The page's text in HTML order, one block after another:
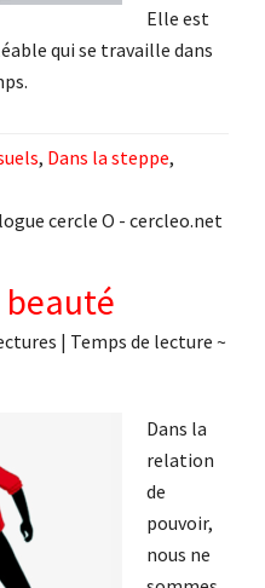
Elle est
qui se travaille dans
, Dans la steppe,
cercle O - cercleo.net
beauté
| Temps de lecture ~
Dans la
relation
de
pouvoir,
nous ne